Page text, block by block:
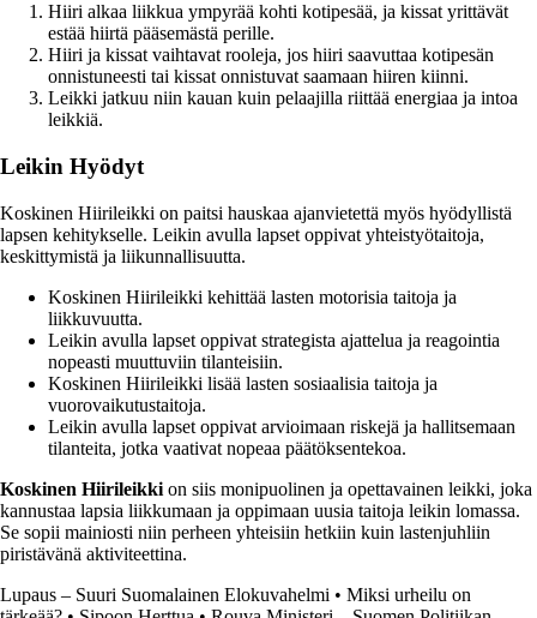
Hiiri alkaa liikkua ympyrää kohti kotipesää, ja kissat yrittävät
estää hiirtä pääsemästä perille.
Hiiri ja kissat vaihtavat rooleja, jos hiiri saavuttaa kotipesän
onnistuneesti tai kissat onnistuvat saamaan hiiren kiinni.
Leikki jatkuu niin kauan kuin pelaajilla riittää energiaa ja intoa
leikkiä.
Leikin Hyödyt
Koskinen Hiirileikki on paitsi hauskaa ajanvietettä myös hyödyllistä
lapsen kehitykselle. Leikin avulla lapset oppivat yhteistyötaitoja,
keskittymistä ja liikunnallisuutta.
Koskinen Hiirileikki kehittää lasten motorisia taitoja ja
liikkuvuutta.
Leikin avulla lapset oppivat strategista ajattelua ja reagointia
nopeasti muuttuviin tilanteisiin.
Koskinen Hiirileikki lisää lasten sosiaalisia taitoja ja
vuorovaikutustaitoja.
Leikin avulla lapset oppivat arvioimaan riskejä ja hallitsemaan
tilanteita, jotka vaativat nopeaa päätöksentekoa.
Koskinen Hiirileikki on siis monipuolinen ja opettavainen leikki, joka
kannustaa lapsia liikkumaan ja oppimaan uusia taitoja leikin lomassa.
Se sopii mainiosti niin perheen yhteisiin hetkiin kuin lastenjuhliin
piristävänä aktiviteettina.
Lupaus – Suuri Suomalainen Elokuvahelmi • Miksi urheilu on